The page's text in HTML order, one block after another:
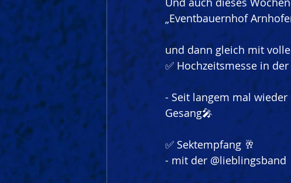
„Eventbauernhof
und dann gleich mit
✅ Hochzeitsmesse in
- Seit langem mal
Gesang🎤
✅ Sektempfang 🥂
- mit der @lieblingsband